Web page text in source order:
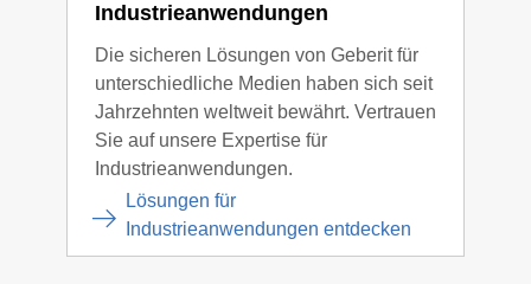
Industrieanwendungen
Die sicheren Lösungen von Geberit für
unterschiedliche Medien haben sich seit
Jahrzehnten weltweit bewährt. Vertrauen
Sie auf unsere Expertise für
Industrieanwendungen.
Lösungen für
Industrieanwendungen entdecken